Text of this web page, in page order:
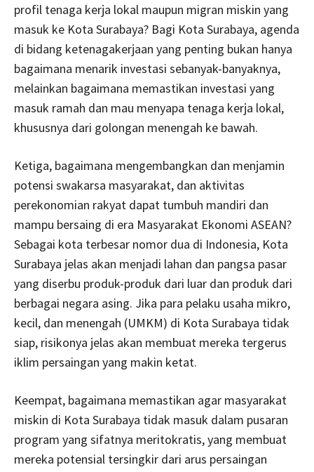
profil tenaga kerja lokal maupun migran miskin yang
masuk ke Kota Surabaya? Bagi Kota Surabaya, agenda
di bidang ketenagakerjaan yang penting bukan hanya
bagaimana menarik investasi sebanyak-banyaknya,
melainkan bagaimana memastikan investasi yang
masuk ramah dan mau menyapa tenaga kerja lokal,
khususnya dari golongan menengah ke bawah.
Ketiga, bagaimana mengembangkan dan menjamin
potensi swakarsa masyarakat, dan aktivitas
perekonomian rakyat dapat tumbuh mandiri dan
mampu bersaing di era Masyarakat Ekonomi ASEAN?
Sebagai kota terbesar nomor dua di Indonesia, Kota
Surabaya jelas akan menjadi lahan dan pangsa pasar
yang diserbu produk-produk dari luar dan produk dari
berbagai negara asing. Jika para pelaku usaha mikro,
kecil, dan menengah (UMKM) di Kota Surabaya tidak
siap, risikonya jelas akan membuat mereka tergerus
iklim persaingan yang makin ketat.
Keempat, bagaimana memastikan agar masyarakat
miskin di Kota Surabaya tidak masuk dalam pusaran
program yang sifatnya meritokratis, yang membuat
mereka potensial tersingkir dari arus persaingan